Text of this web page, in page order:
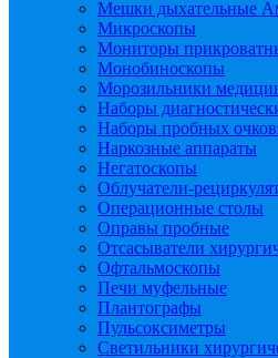
Мешки дыхательные
Микроскопы
Мониторы
Монобиноскопы
Морозильники
Наборы
Наборы пробных
Наркозные аппараты
Негатоскопы
Облучатели-
Операционные столы
Оправы пробные
Отсасыватели
Офтальмоскопы
Печи муфельные
Плантографы
Пульсоксиметры
Светильники